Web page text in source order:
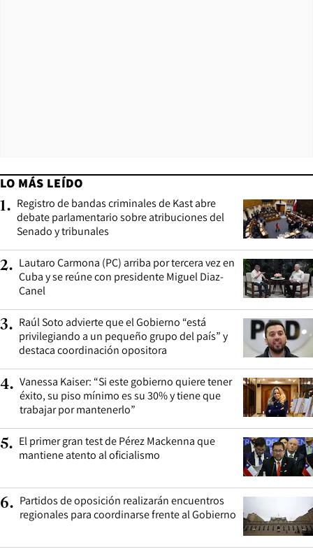
LO MÁS LEÍDO
1. Registro de bandas criminales de Kast abre
debate parlamentario sobre atribuciones del
Senado y tribunales
2. Lautaro Carmona (PC) arriba por tercera vez en
Cuba y se reúne con presidente Miguel Diaz-
Canel
3. Raúl Soto advierte que el Gobierno “está
privilegiando a un pequeño grupo del país” y
destaca coordinación opositora
4. Vanessa Kaiser: “Si este gobierno quiere tener
éxito, su piso mínimo es su 30% y tiene que
trabajar por mantenerlo”
5. El primer gran test de Pérez Mackenna que
mantiene atento al oficialismo
6. Partidos de oposición realizarán encuentros
regionales para coordinarse frente al Gobierno